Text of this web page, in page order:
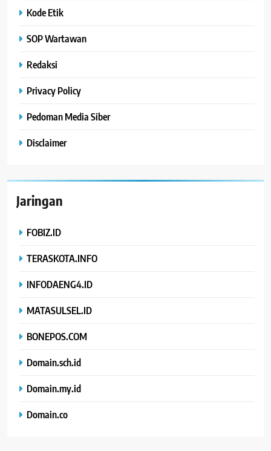
Kode Etik
SOP Wartawan
Redaksi
Privacy Policy
Pedoman Media Siber
Disclaimer
Jaringan
FOBIZ.ID
TERASKOTA.INFO
INFODAENG4.ID
MATASULSEL.ID
BONEPOS.COM
Domain.sch.id
Domain.my.id
Domain.co